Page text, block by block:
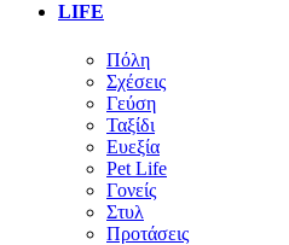
LIFE
Πόλη
Σχέσεις
Γεύση
Ταξίδι
Ευεξία
Pet Life
Γονείς
Στυλ
Προτάσεις